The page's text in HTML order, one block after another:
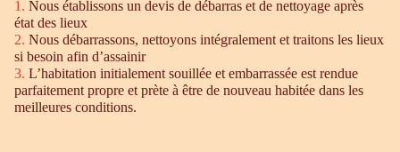
1. Nous établissons un devis de débarras et de nettoyage après
état des lieux
2. Nous débarrassons, nettoyons intégralement et traitons les lieux
si besoin afin d’assainir
3. L’habitation initialement souillée et embarrassée est rendue
parfaitement propre et prète à être de nouveau habitée dans les
meilleures conditions.